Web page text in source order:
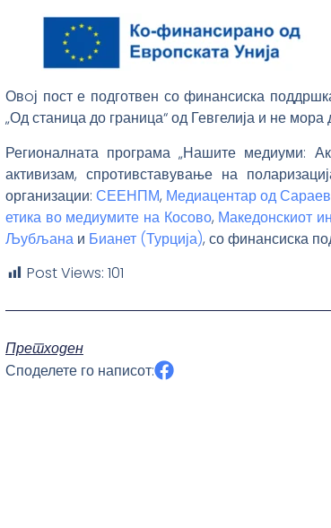
Овoј пост е подготвен со финансиска
„Од станица до граница“ од Гевгелија и не
Регионалната програма „Нашите медиуми:
активизам, спротивставување на
организации: СЕЕНПМ, Медиацентар од
етика во медиумите на Косово, Македонскиот
Љубљана и Бианет (Турција), со финансиска
Post Views: 101
Претходен
Споделете го написот: